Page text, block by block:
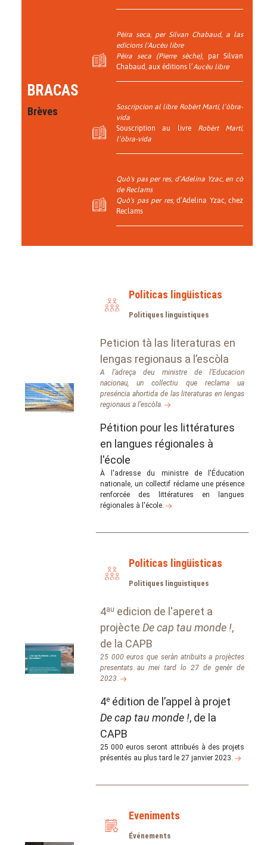
BRACAS
Brèves
Pèira seca, per Silvan Chabaud, a las
edicions l'Aucèu libre
Pèira seca (Pierre sèche), par Silvan
Chabaud, aux éditions l’Aucèu libre
Soscripcion al libre Robèrt Martí, l’òbra-
vida
Souscription au livre Robèrt Martí,
l’òbra-vida
Quò's pas per res, d’Adelina Yzac, en cò
de Reclams
Quò's pas per res, d’Adelina Yzac, chez
Reclams
Politicas lingüisticas
Politiques linguistiques
Peticion tà las literaturas en
lengas regionaus a l’escòla
A l’adreça deu ministre de l’Educacion
nacionau, un collectiu que reclama ua
preséncia ahortida de las literaturas en lengas
regionaus a l’escòla.
Pétition pour les littératures
en langues régionales à
l'école
À
l'adresse du ministre de l'Éducation
nationale, un collectif réclame une présence
renforcée des littératures en langues
régionales à l'école.
Politicas lingüisticas
Politiques linguistiques
4au edicion de l'aperet a
projècte De cap tau monde !,
de la CAPB
25 000 euros que seràn atribuïts a projèctes
presentats au mei tard lo 27 de genèr de
2023.
4e édition de l’appel à projet
De cap tau monde !, de la
CAPB
25 000 euros seront attribués à des projets
présentés au plus tard le 27 janvier 2023.
Eveniments
Événements